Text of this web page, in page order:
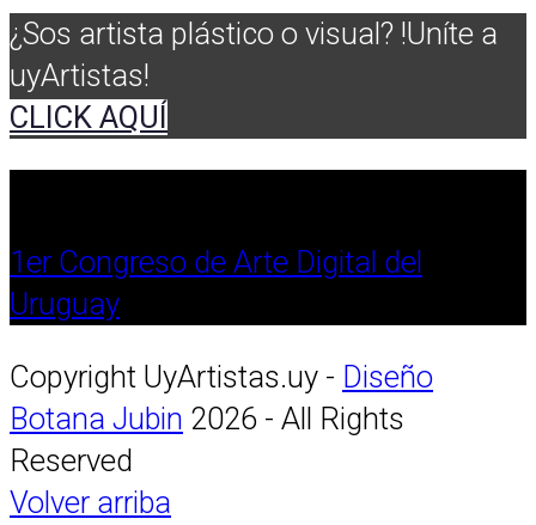
¿Sos artista plástico o visual? !Uníte a
uyArtistas!
CLICK AQUÍ
1er Congreso de Arte Digital del
Uruguay
Copyright UyArtistas.uy - Diseño
Botana Jubin 2026 - All Rights
Reserved
Volver arriba